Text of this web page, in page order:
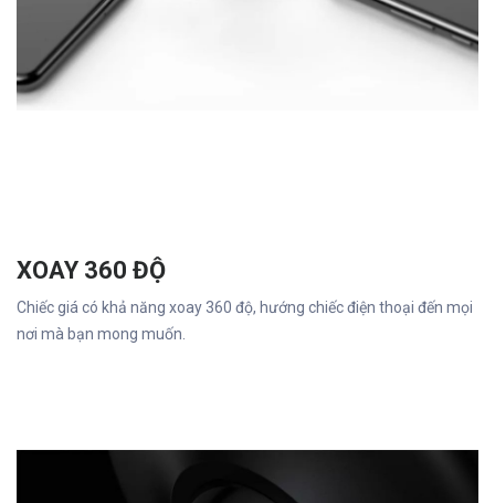
XOAY 360 ĐỘ
Chiếc giá có khả năng xoay 360 độ, hướng chiếc điện thoại đến mọi
nơi mà bạn mong muốn.